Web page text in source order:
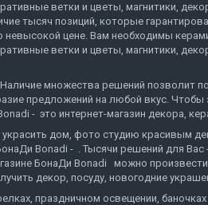
ветки и цветы, магнитики,
тысяч позиций, которые
цене. Вам необходимы
ветки и цветы, магнитики,
множества решений позволит
предложений на любой вкус. Чтобы
- это интернет-магазин декора,
дом, фото студию красивым
Bonadi - . Тысячи решений для
БонаДи Bonadi можно
декор, посуду, новогодние
праздничном освещении,